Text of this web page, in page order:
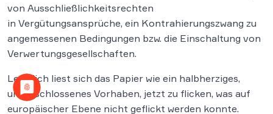
von Ausschließlichkeitsrechten
in Vergütungsansprüche, ein Kontrahierungszwang zu
angemessenen Bedingungen bzw. die Einschaltung von
Verwertungsgesellschaften.
Letztlich liest sich das Papier wie ein halbherziges,
unentschlossenes Vorhaben, jetzt zu flicken, was auf
europäischer Ebene nicht geflickt werden konnte.